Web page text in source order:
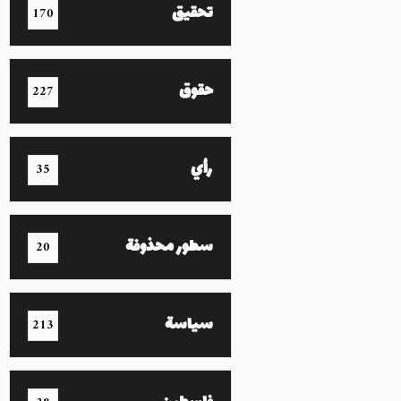
تحقيق 170
حقوق 227
رأي 35
سطور محذوفة 20
سياسة 213